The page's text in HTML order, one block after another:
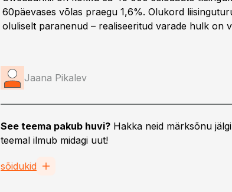
60päevases võlas praegu 1,6%. Olukord
oluliselt paranenud – realiseeritud varade hulk on
Jaana Pikalev
See teema pakub huvi? Hakka neid märksõnu
teemal ilmub midagi uut!
sõidukid